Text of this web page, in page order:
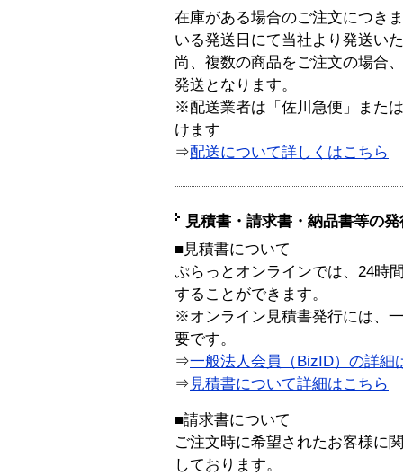
在庫がある場合のご注文につき
いる発送日にて当社より発送い
尚、複数の商品をご注文の場合
発送となります。
※配送業者は「佐川急便」また
けます
⇒配送について詳しくはこちら
見積書・請求書・納品書等の
■見積書について
ぷらっとオンラインでは、24時
することができます。
※オンライン見積書発行には、
要です。
⇒一般法人会員（BizID）の詳細
⇒ 見積書について詳細はこちら
■請求書について
ご注文時に希望されたお客様に
しております。